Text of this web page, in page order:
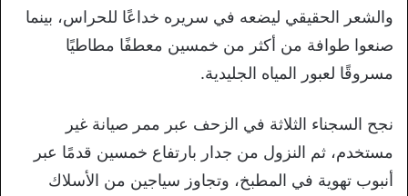
والشعر الحقيقي ليضعه في سريره خداعًا للحراس، بينما
صنعوا طوافة من أكثر من خمسين معطفًا مطاطيًا
مسروقًا لعبور المياه الجليدية.
نجح السجناء الثلاثة في الزحف عبر ممر صيانة غير
مستخدم، ثم النزول من جدار بارتفاع خمسين قدمًا عبر
أنبوب تهوية في المطبخ، وتجاوز سياجين من الأسلاك